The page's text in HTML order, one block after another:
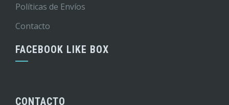
Políticas de Envíos
Contacto
FACEBOOK LIKE BOX
CONTACTO